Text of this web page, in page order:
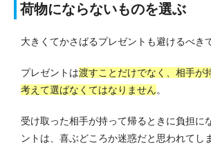
荷物にならないものを選ぶ
大きくてかさばるプレゼントも避けるべき
プレゼントは渡すことだけでなく、相手が
考えて選ばなくてはなりません。
受け取った相手が持って帰るときに負担に
ントは、喜ぶどころか迷惑だと思われてし